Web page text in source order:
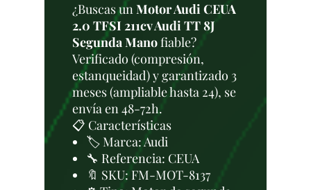
¿Buscas unMotor Audi CEUA
2.0 TFSI 211cv Audi TT 8J
Segunda Manofiable?
Verificado (compresión,
estanqueidad) y garantizado 3
meses (ampliable hasta 24), se
envía en 48-72h.
📋 Características
🏷️ Marca: Audi
🔧 Referencia: CEUA
🔖 SKU: FM-MOT-8137